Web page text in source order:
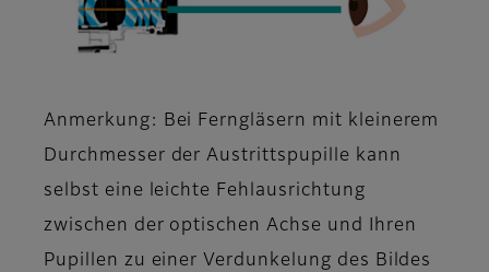
Anmerkung: Bei Ferngläsern mit kleinerem
Durchmesser der Austrittspupille kann
selbst eine leichte Fehlausrichtung
zwischen der optischen Achse und Ihren
Pupillen zu einer Verdunkelung des Bildes